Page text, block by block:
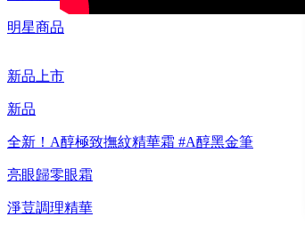
明星商品
新品上市
新品
全新！A醇極致撫紋精華霜 #A醇黑金筆
亮眼歸零眼霜
淨荳調理精華